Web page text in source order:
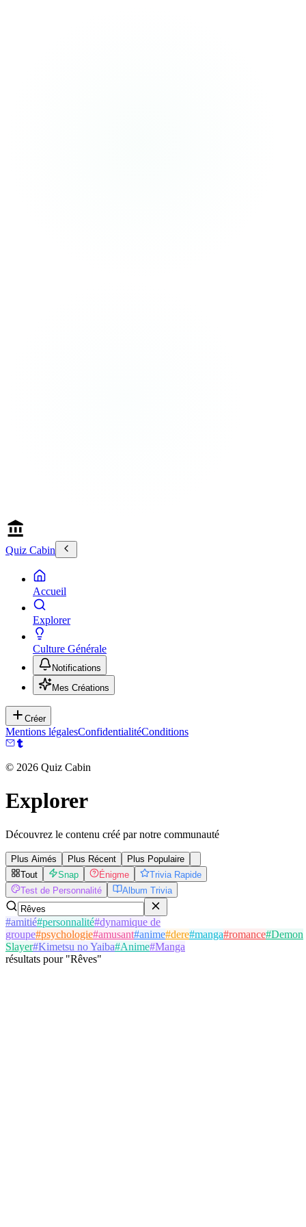
Quiz Cabin
Accueil
Explorer
Culture Générale
Notifications
Mes Créations
Créer
Mentions légalesConfidentialitéConditions
© 2026 Quiz Cabin
Explorer
Découvrez le contenu créé par notre communauté
Plus Aimés Plus Récent
Plus Populaire
Tout
Snap Énigme
Trivia Rapide
Test de Personnalité
Album Trivia
#amitié#personnalité#dynamique de
groupe#psychologie#amusant#anime#dere#manga#romance#Demon
Slayer#Kimetsu no Yaiba#Anime#Manga
résultats pour"Rêves"